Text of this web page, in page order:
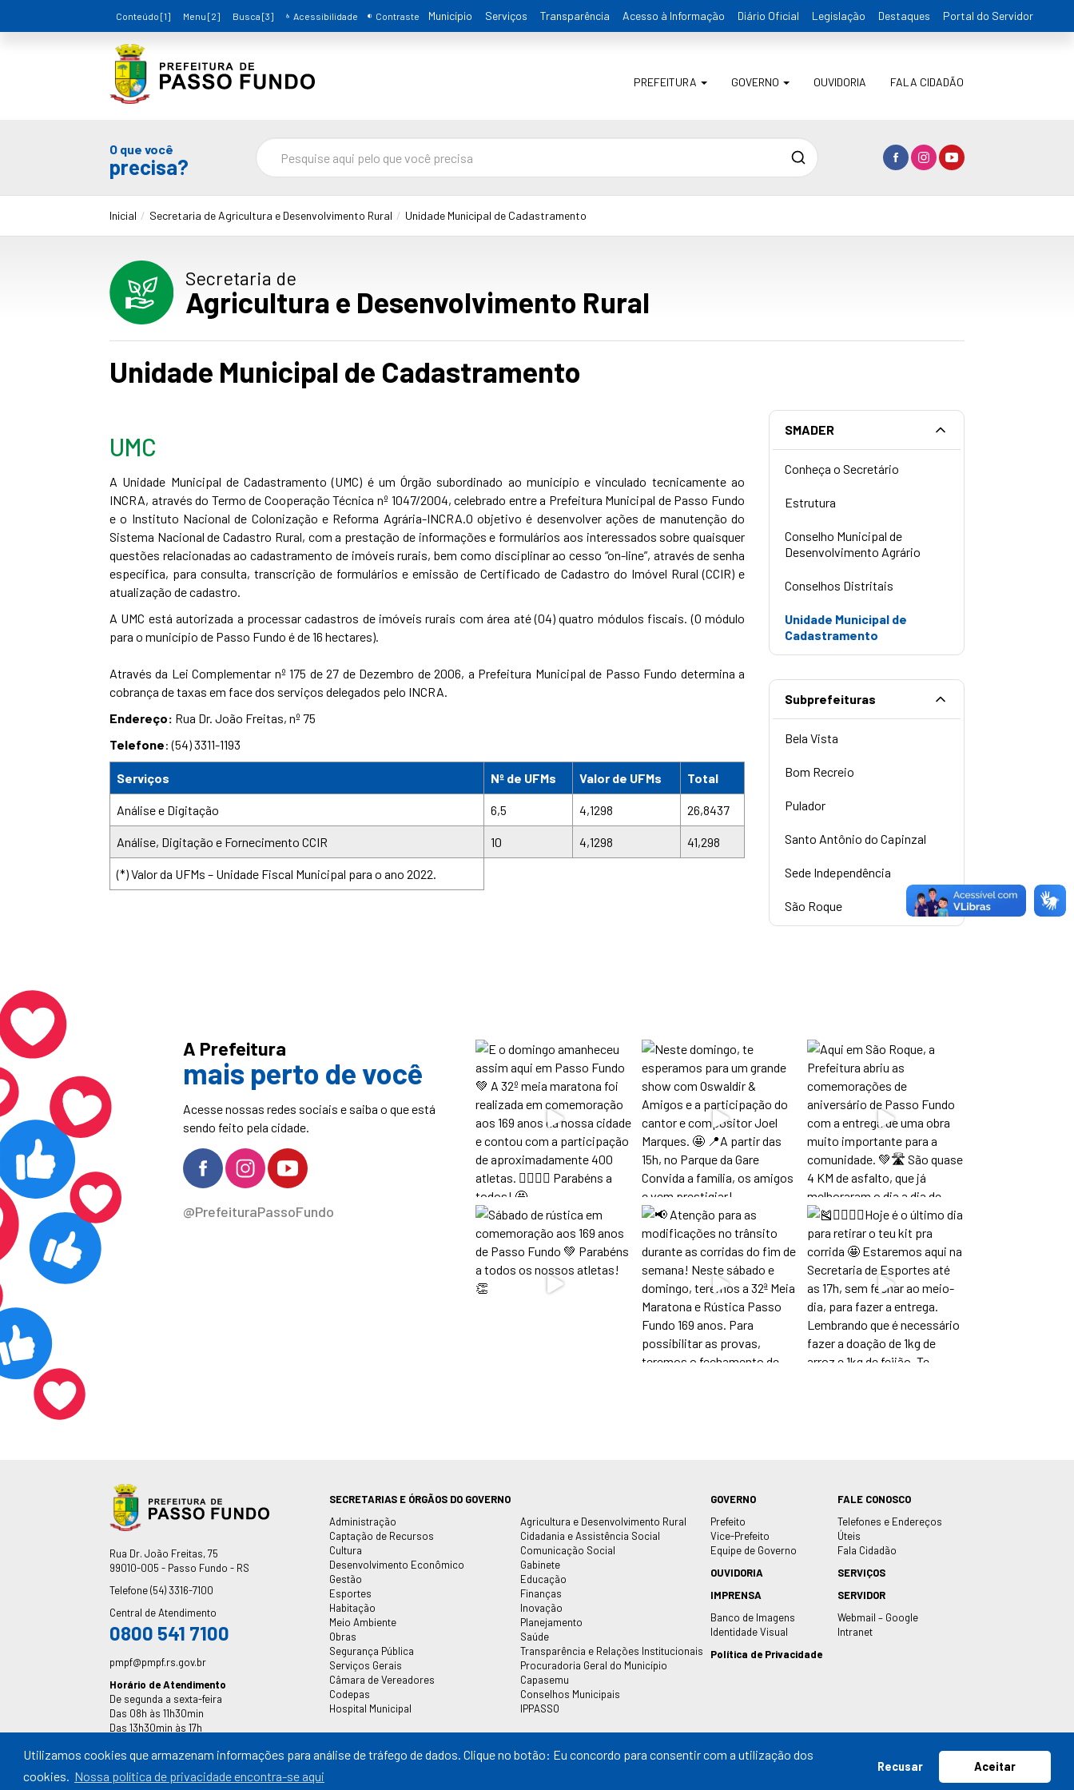
Utilizamos cookies que armazenam informações para análise de tráfego de dados. Clique no botão: Eu concordo para consentir com a utilização dos
cookies. Nossa política de privacidade encontra-se aqui
Recusar Aceitar
Conteúdo [1] Menu [2] Busca [3] Acessibilidade Contraste Município Serviços Transparência Acesso à Informação Diário Oficial Legislação Destaques Portal do Servidor
PREFEITURA GOVERNO OUVIDORIA FALA CIDADÃO
O que você
precisa? Pesquisa
Inicial Secretaria de Agricultura e Desenvolvimento Rural Unidade Municipal de Cadastramento
Secretaria de
Agricultura e Desenvolvimento Rural
Unidade Municipal de Cadastramento
UMC
A Unidade Municipal de Cadastramento (UMC) é um Órgão subordinado ao município e vinculado tecnicamente ao
INCRA, através do Termo de Cooperação Técnica nº 1047/2004, celebrado entre a Prefeitura Municipal de Passo Fundo
e o Instituto Nacional de Colonização e Reforma Agrária-INCRA.O objetivo é desenvolver ações de manutenção do
Sistema Nacional de Cadastro Rural, com a prestação de informações e formulários aos interessados sobre quaisquer
questões relacionadas ao cadastramento de imóveis rurais, bem como disciplinar ao cesso “on-line”, através de senha
específica, para consulta, transcrição de formulários e emissão de Certificado de Cadastro do Imóvel Rural (CCIR) e
atualização de cadastro.
A UMC está autorizada a processar cadastros de imóveis rurais com área até (04) quatro módulos fiscais. (O módulo
para o município de Passo Fundo é de 16 hectares).
Através da Lei Complementar nº 175 de 27 de Dezembro de 2006, a Prefeitura Municipal de Passo Fundo determina a
cobrança de taxas em face dos serviços delegados pelo INCRA.
Endereço: Rua Dr. João Freitas, nº 75
Telefone: (54) 3311-1193
Serviços Nº de UFMs Valor de UFMs Total
Análise e Digitação 6,5 4,1298 26,8437
Análise, Digitação e Fornecimento CCIR 10 4,1298 41,298
(*) Valor da UFMs – Unidade Fiscal Municipal para o ano 2022.
SMADER
Conheça o Secretário
Estrutura
Conselho Municipal de
Desenvolvimento Agrário
Conselhos Distritais
Unidade Municipal de
Cadastramento
Subprefeituras
Bela Vista
Bom Recreio
Pulador
Santo Antônio do Capinzal
Sede Independência
São Roque
A Prefeitura
mais perto de você
Acesse nossas redes sociais e saiba o que está
sendo feito pela cidade.
@PrefeituraPassoFundo
Endereço
Rua Dr. João Freitas, 75
99010-005 - Passo Fundo - RS
Telefone(54) 3316-7100
Central de Atendimento
0800 541 7100
pmpf@pmpf.rs.gov.br
Horário de Atendimento
De segunda a sexta-feira
Das 08h às 11h30min
Das 13h30min às 17h
SECRETARIAS E ÓRGÃOS DO GOVERNO
Administração
Agricultura e Desenvolvimento Rural
Captação de Recursos
Cidadania e Assistência Social
Cultura
Comunicação Social
Desenvolvimento Econômico
Gabinete
Gestão
Educação
Esportes
Finanças
Habitação
Inovação
Meio Ambiente
Planejamento
Obras
Saúde
Segurança Pública
Transparência e Relações Institucionais
Serviços Gerais
Procuradoria Geral do Município
Câmara de Vereadores
Capasemu
Codepas
Conselhos Municipais
Hospital Municipal
IPPASSO
GOVERNO
Prefeito
Vice-Prefeito
Equipe de Governo
FALE CONOSCO
Telefones e Endereços
Úteis
Fala Cidadão
OUVIDORIA
SERVIÇOS
IMPRENSA
Banco de Imagens
Identidade Visual
SERVIDOR
Webmail – Google
Intranet
Política de Privacidade
© 2026 Prefeitura de Passo Fundo-Todos os direitos reservados |